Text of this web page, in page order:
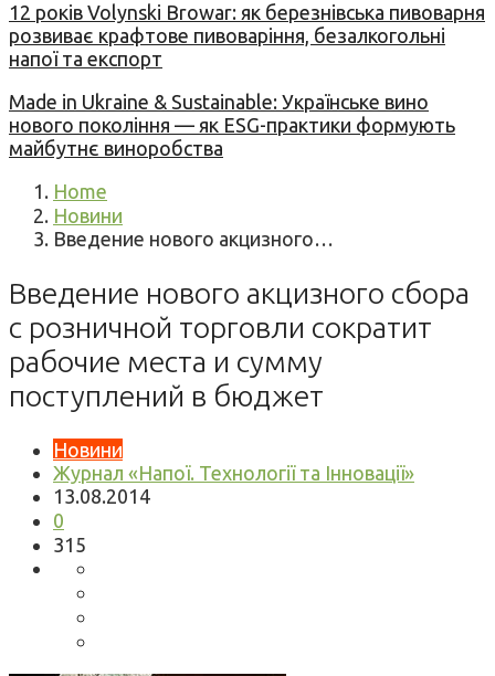
12 років Volynski Browar: як березнівська пивоварня
розвиває крафтове пивоваріння, безалкогольні
напої та експорт
Made in Ukraine & Sustainable: Українське вино
нового покоління — як ESG-практики формують
майбутнє виноробства
Home
Новини
Введение нового акцизного…
Введение нового акцизного сбора
с розничной торговли сократит
рабочие места и сумму
поступлений в бюджет
Новини
Журнал «Напої. Технології та Інновації»
13.08.2014
0
315